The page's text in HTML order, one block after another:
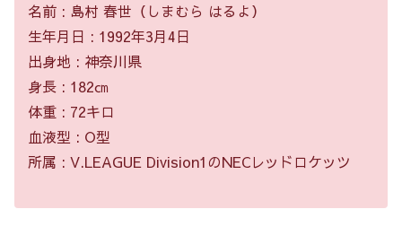
名前 : 島村 春世（しまむら はるよ）
生年月日 : 1992年3月4日
出身地 : 神奈川県
身長 : 182㎝
体重 : 72キロ
血液型 : O型
所属 : V.LEAGUE Division1のNECレッドロケッツ